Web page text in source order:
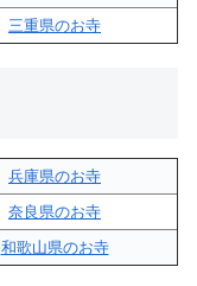
三重県のお寺
兵庫県のお寺
奈良県のお寺
和歌山県のお寺